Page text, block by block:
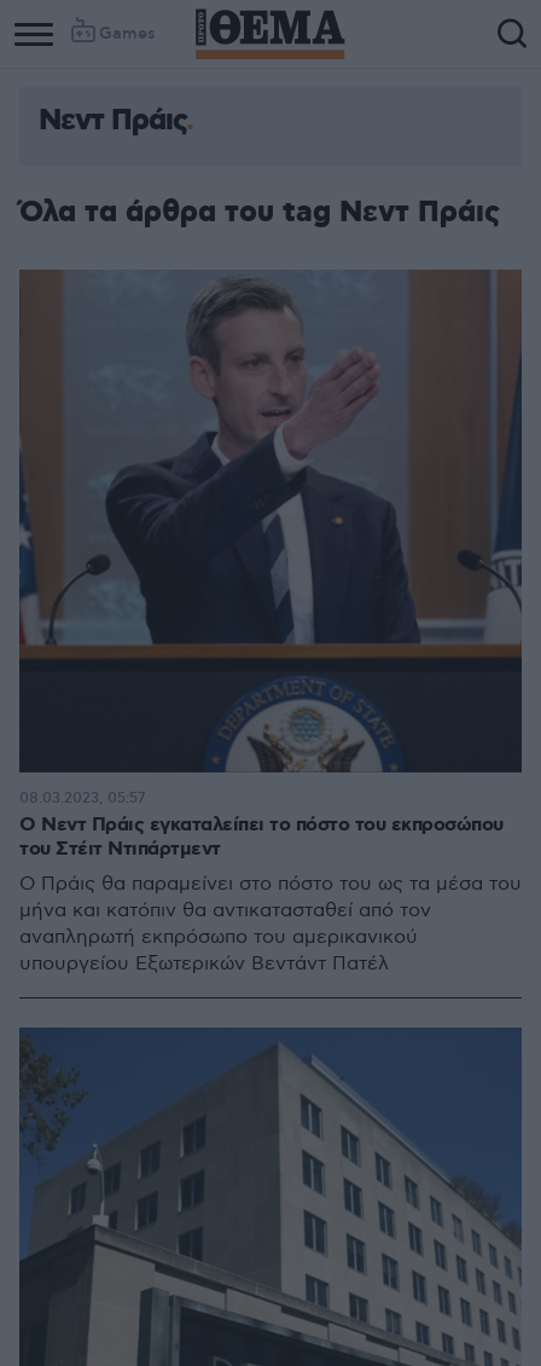
Games
Νεντ Πράις
Όλα τα άρθρα του tag Νεντ Πράις
Ο Νεντ Πράις εγκαταλείπει το πόστο του εκπροσώπου
του Στέιτ Ντιπάρτμεντ
Ο Πράις θα παραμείνει στο πόστο του ως τα μέσα του
μήνα και κατόπιν θα αντικατασταθεί από τον
αναπληρωτή εκπρόσωπο του αμερικανικού
υπουργείου Εξωτερικών Βεντάντ Πατέλ
08.03.2023, 05:57